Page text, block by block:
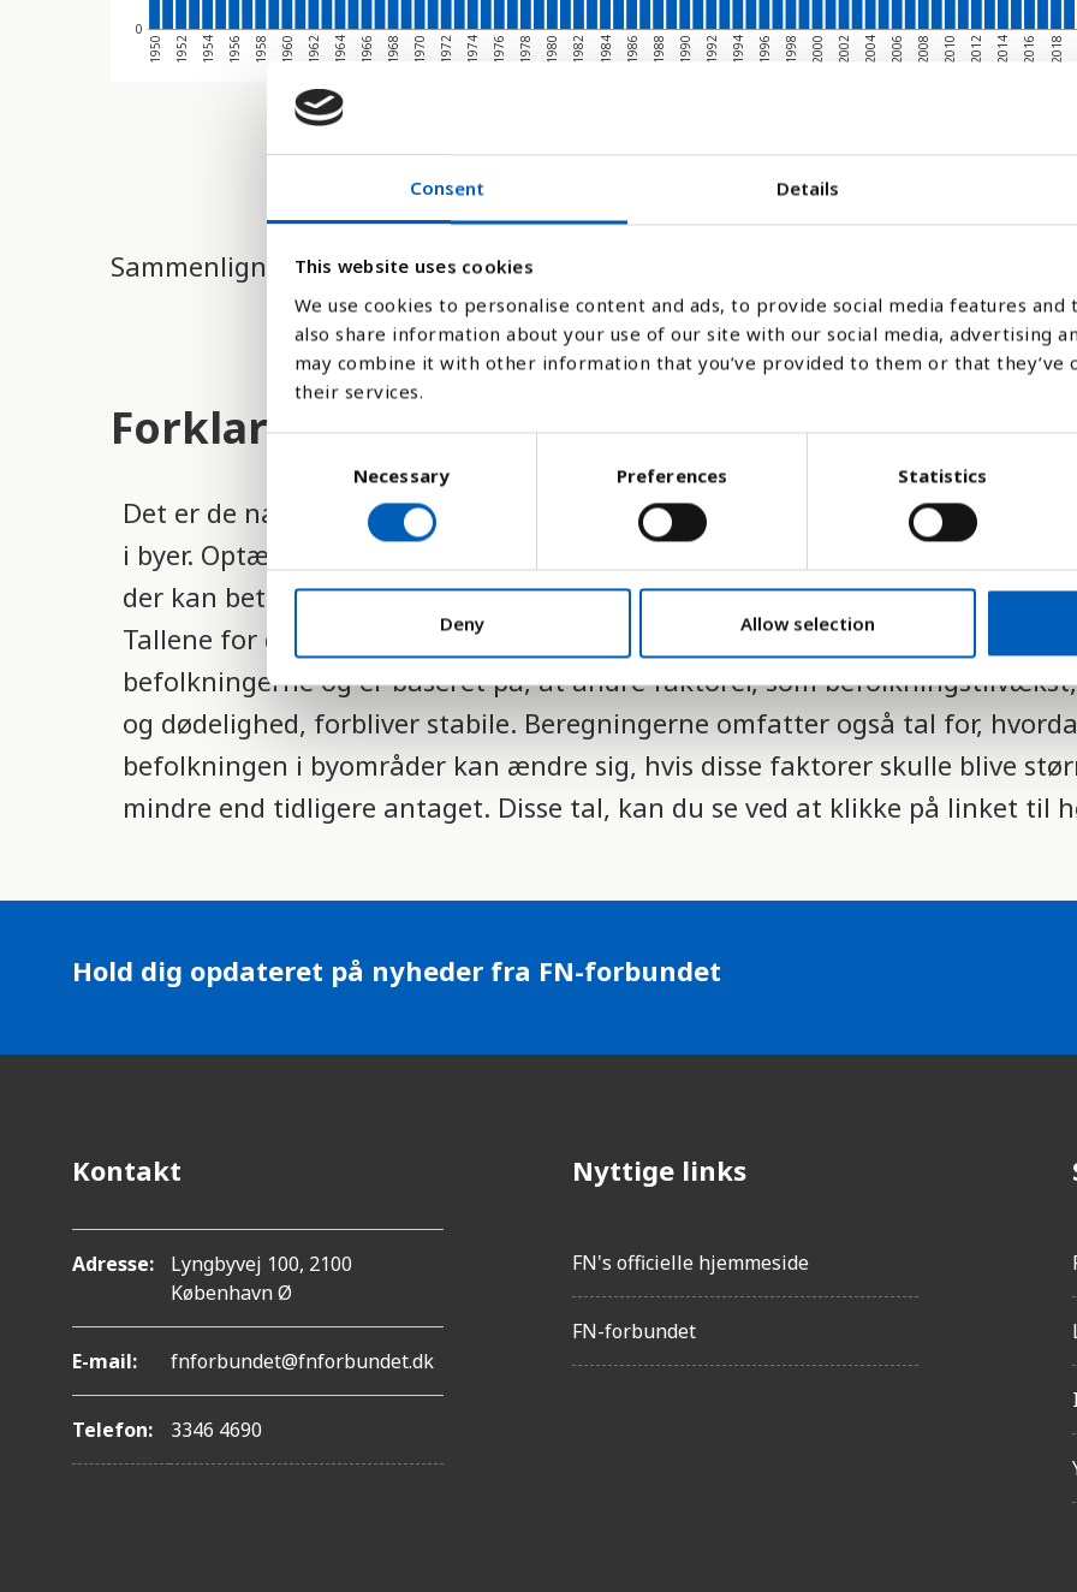
Consent Details
This website uses cookies
We use cookies to personalise content and ads, to provide social media features and
also share information about your use of our site with our social media, advertising
may combine it with other information that you’ve provided to them or that they’ve
their services.
n
e
S
e
e
c
Necessary Preferences Statistics
Deny Allow selection
0
1950 1952 1954 1956 1958 1960 1962 1964 1966 1968 1970 1972 1974 1976 1978 1980 1982 1984 1986 1988 1990 1992 1994 1996 1998 2000 2002 2004 2006 2008 2010 2012 2014 2016 2018
Sammenligne med:
Forklaring
Det er de nationale statistiske myndigheder som tæller hvor mange
i byer. Optællingen sker i overensstemmelse med de enkelte landes
der kan betegnes som byområder.
Tallene for det kommende år, som er gengivet her, er taget fra FN's
befolkningerne og er baseret på, at andre faktorer, som
og dødelighed, forbliver stabile. Beregningerne omfatter også tal for,
befolkningen i byområder kan ændre sig, hvis disse faktorer skulle blive
mindre end tidligere antaget. Disse tal, kan du se ved at klikke på linket til
Hold dig opdateret på nyheder fra FN-forbundet
Kontakt
Adresse:
Lyngbyvej 100, 2100
København Ø
E-mail: fnforbundet@fnforbundet.dk
Telefon: 3346 4690
Nyttige links
FN's officielle hjemmeside
FN-forbundet